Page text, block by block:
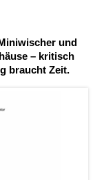
und
– kritisch
braucht Zeit.